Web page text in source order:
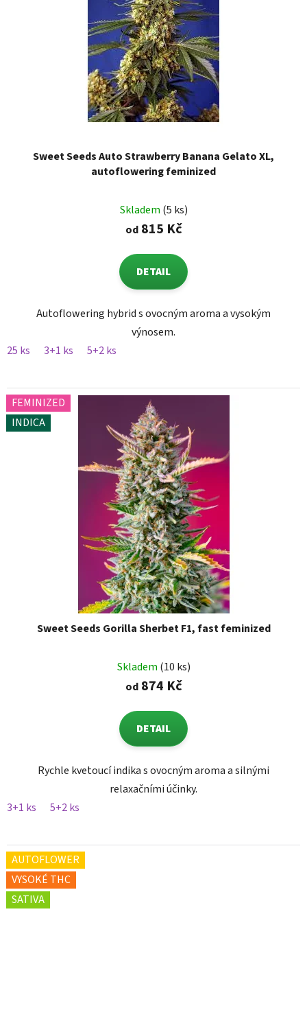
Sweet Seeds Auto Strawberry Banana Gelato XL,
autoflowering feminized
Skladem (5 ks)
od815 Kč
DETAIL
Autoflowering hybrid s ovocným aroma a vysokým
výnosem.
25 ks
3+1 ks 5+2 ks
FEMINIZED
INDICA
Sweet Seeds Gorilla Sherbet F1, fast feminized
Skladem (10 ks)
od874 Kč
DETAIL
Rychle kvetoucí indika s ovocným aroma a silnými
relaxačními účinky.
3+1 ks
5+2 ks
AUTOFLOWER
VYSOKÉ THC
SATIVA